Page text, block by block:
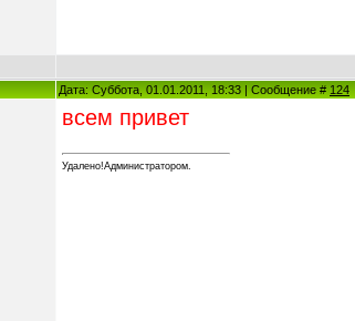
Дата: Суббота, 01.01.2011, 18:33 | Сообщение # 124
всем привет
Удалено!Администратором.